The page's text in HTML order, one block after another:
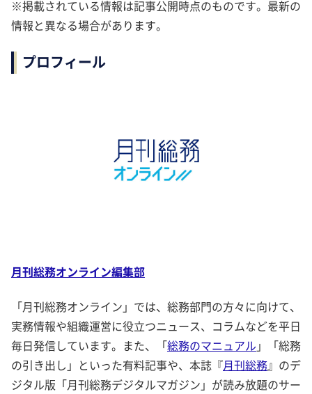
※掲載されている情報は記事公開時点のものです。最新の
情報と異なる場合があります。
プロフィール
月刊総務オンライン編集部
「月刊総務オンライン」では、総務部門の方々に向けて、
実務情報や組織運営に役立つニュース、コラムなどを平日
毎日発信しています。また、「総務のマニュアル 」「総務
の引き出し」といった有料記事や、本誌『月刊総務』のデ
ジタル版「月刊総務デジタルマガジン」が読み放題のサー